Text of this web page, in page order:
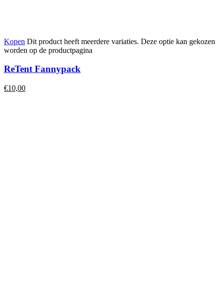
Kopen Dit product heeft meerdere variaties. Deze optie kan gekozen
worden op de productpagina
ReTent Fannypack
€10,00